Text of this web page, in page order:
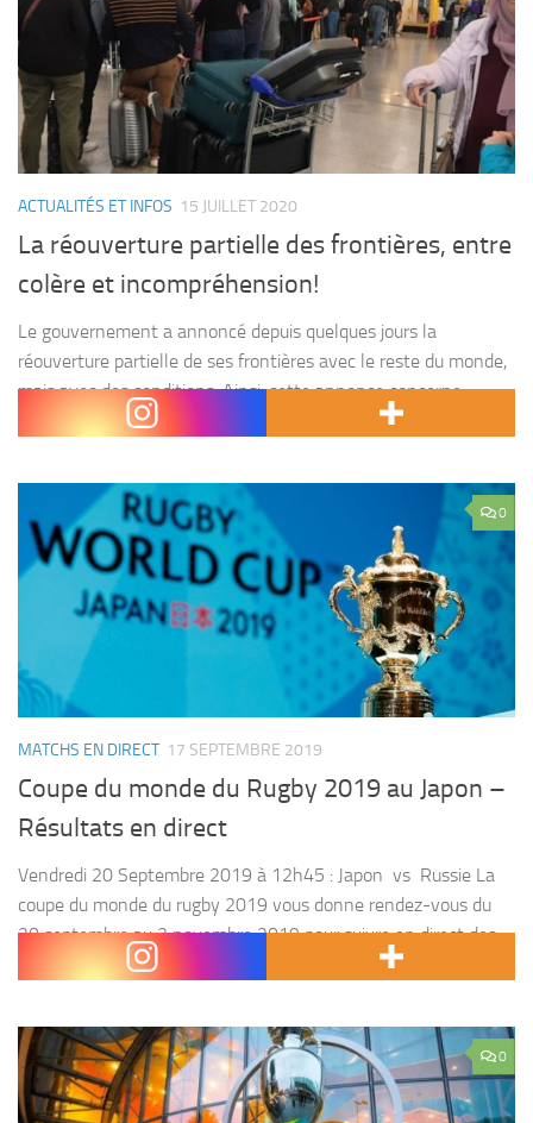
ACTUALITÉS ET INFOS 15 JUILLET 2020
La réouverture partielle des frontières, entre
colère et incompréhension!
Le gouvernement a annoncé depuis quelques jours la
réouverture partielle de ses frontières avec le reste du monde,
mais avec des conditions. Ainsi, cette annonce concerne
seulement les citoyens marocains et les étrangers ayant...
0
MATCHS EN DIRECT 17 SEPTEMBRE 2019
Coupe du monde du Rugby 2019 au Japon –
Résultats en direct
Vendredi 20 Septembre 2019 à 12h45 : Japon vs Russie La
coupe du monde du rugby 2019 vous donne rendez-vous du
20 septembre au 2 novembre 2019 pour suivre en direct des
chocs entre...
0